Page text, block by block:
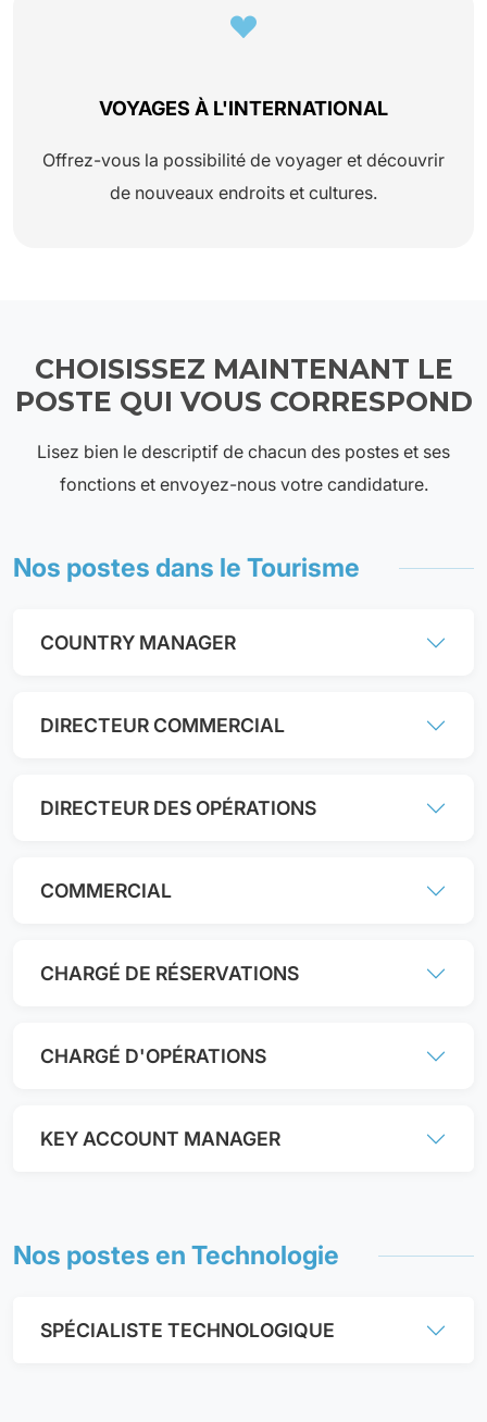
VOYAGES À L'INTERNATIONAL
Offrez-vous la possibilité de voyager et découvrir
de nouveaux endroits et cultures.
CHOISISSEZ MAINTENANT LE
POSTE QUI VOUS CORRESPOND
Lisez bien le descriptif de chacun des postes et ses
fonctions et envoyez-nous votre candidature.
Nos postes dans le Tourisme
COUNTRY MANAGER
DIRECTEUR COMMERCIAL
DIRECTEUR DES OPÉRATIONS
COMMERCIAL
CHARGÉ DE RÉSERVATIONS
CHARGÉ D'OPÉRATIONS
KEY ACCOUNT MANAGER
Nos postes en Technologie
SPÉCIALISTE TECHNOLOGIQUE